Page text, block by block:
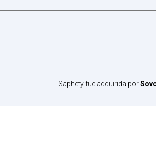
Saphety fue adquirida por